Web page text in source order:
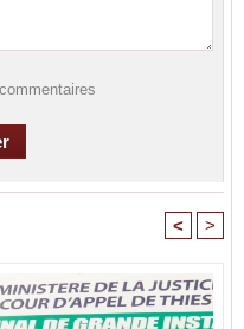
< >